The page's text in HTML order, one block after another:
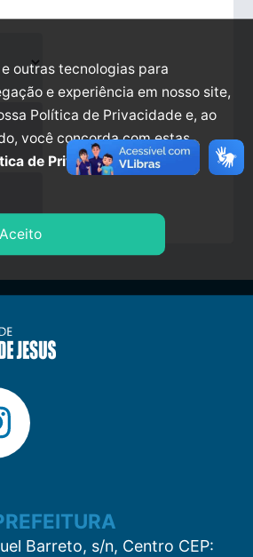
Barreto, s/n, Centro CEP:
outras tecnologias para
e experiência em nosso site,
Política de Privacidade e, ao
você concorda com estas
de Privacidade.
Aceito